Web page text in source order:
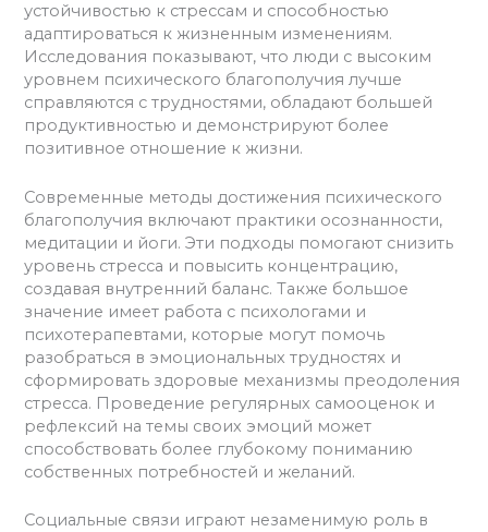
устойчивостью к стрессам и способностью
адаптироваться к жизненным изменениям.
Исследования показывают, что люди с высоким
уровнем психического благополучия лучше
справляются с трудностями, обладают большей
продуктивностью и демонстрируют более
позитивное отношение к жизни.
Современные методы достижения психического
благополучия включают практики осознанности,
медитации и йоги. Эти подходы помогают снизить
уровень стресса и повысить концентрацию,
создавая внутренний баланс. Также большое
значение имеет работа с психологами и
психотерапевтами, которые могут помочь
разобраться в эмоциональных трудностях и
сформировать здоровые механизмы преодоления
стресса. Проведение регулярных самооценок и
рефлексий на темы своих эмоций может
способствовать более глубокому пониманию
собственных потребностей и желаний.
Социальные связи играют незаменимую роль в